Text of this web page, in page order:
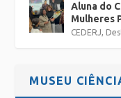
Aluna do
Mulheres
CEDERJ,
MUSEU